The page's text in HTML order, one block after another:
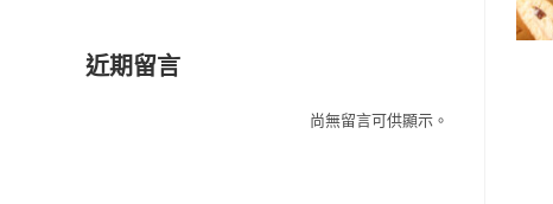
近期留言
尚無留言可供顯示。